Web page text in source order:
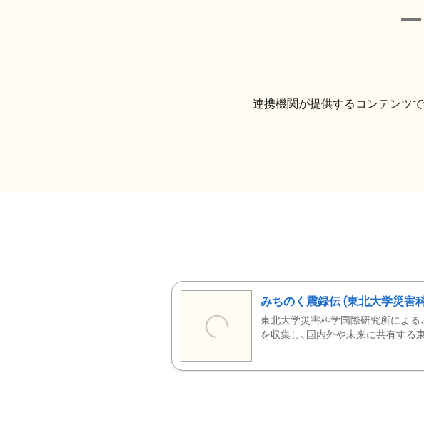
連携機関が提供するコンテンツで
みちのく震録伝 (東北大学災害
東北大学災害科学国際研究所による
を収集し、国内外や未来に共有する